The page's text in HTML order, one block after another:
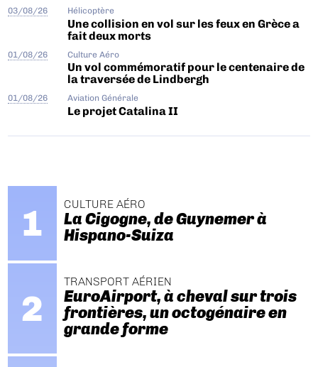
03/08/26 Hélicoptère
Une collision en vol sur les feux en Grèce a
fait deux morts
01/08/26 Culture Aéro
Un vol commémoratif pour le centenaire de
la traversée de Lindbergh
01/08/26 Aviation Générale
Le projet Catalina II
CULTURE AÉRO
La Cigogne, de Guynemer à
Hispano-Suiza
TRANSPORT AÉRIEN
EuroAirport, à cheval sur trois
frontières, un octogénaire en
grande forme